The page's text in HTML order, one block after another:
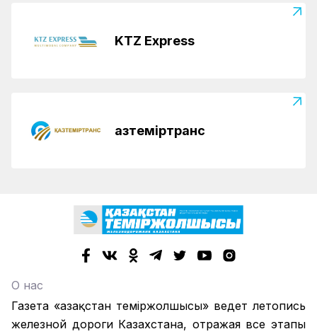
KTZ Express
Қазтеміртранс
О нас
Газета «Қазақстан теміржолшысы» ведет летопись
железной дороги Казахстана, отражая все этапы